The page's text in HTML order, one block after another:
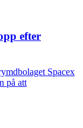
efter
Spacex
på att